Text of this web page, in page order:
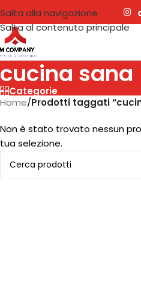
Salta alla navigazione
Salta al contenuto principale
cucina sana
Categorie
Home/Prodotti taggati
Non è stato trovato nessun
tua selezione.